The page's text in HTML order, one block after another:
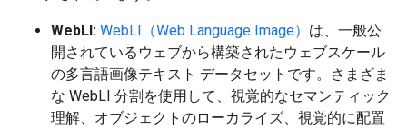
WebLI: WebLI（Web Language Image） は、一般公
開されているウェブから構築されたウェブスケール
の多言語画像テキスト データセットです。さまざま
な WebLI 分割を使用して、視覚的なセマンティック
理解、オブジェクトのローカライズ、視覚的に配置